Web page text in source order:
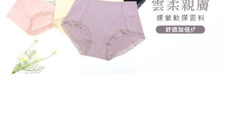
三、聲明條款
「AFTEE先享後付」(下稱本服務)乃由恩沛科技股份有限公司(下稱 AFTEE )
所提供，並由 AFTEE 向您收取款項。因使用本服務所須提供之個人資料(包
含但不限於訂購人姓名、電話，收件人姓名、電話、收件地址)，將交付予
AFTEE 於本服務必要服務範圍內運用。關於 AFTEE 對於個人資料之蒐集、
處理、利用，詳參 AFTEE 官網之『個人資料蒐集、處理及利用告知聲明』
（https://aftee.tw/privacypolicy/
每笔NT$80，满NT$799(含以上)免运费
7-11取貨付款
每笔NT$80，满NT$799(含以上)免运费
付款後7-11取貨
每笔NT$80，满NT$799(含以上)免运费